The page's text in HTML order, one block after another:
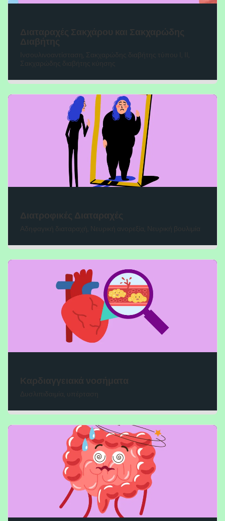
Διαταραχές Σακχάρου και Σακχαρώδης
Διαβήτης
Ινσουλινοαντίσταση, Σακχαρώδης διαβήτης τύπου Ι, ΙΙ,
Σακχαρώδης διαβήτης κύησης
Διατροφικές Διαταραχές
Αδηφαγική διαταραχή, Νευρική ανορεξία, Νευρική βουλιμία
Καρδιαγγειακά νοσήματα
Δυσλιπιδαιμία, υπέρταση